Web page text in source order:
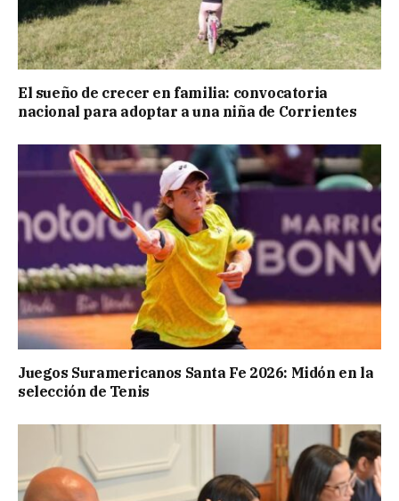
El sueño de crecer en familia: convocatoria
nacional para adoptar a una niña de Corrientes
Juegos Suramericanos Santa Fe 2026: Midón en la
selección de Tenis